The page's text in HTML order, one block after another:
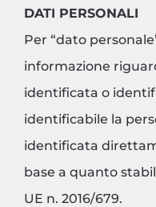
DATI PERSONALI
Per “dato
informazione
identificata o
identificabile la
identificata
base a quanto
UE n. 2016/679.